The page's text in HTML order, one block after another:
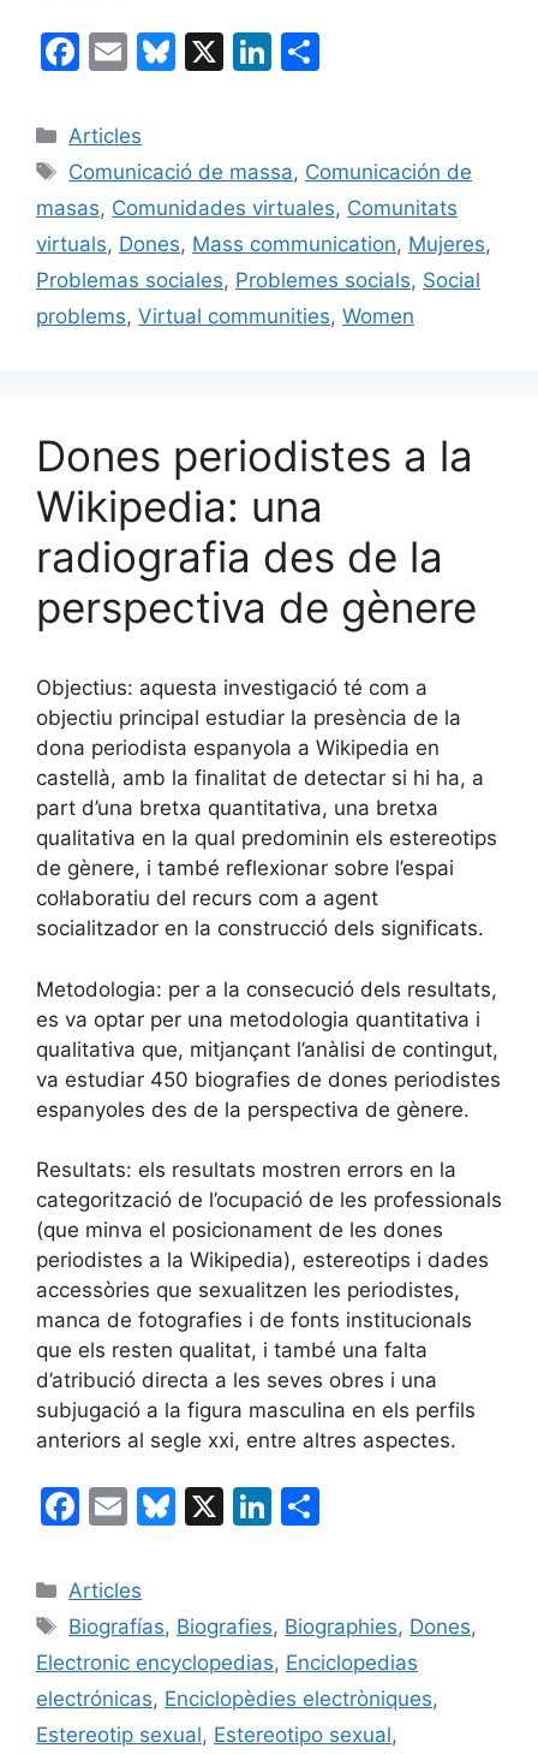
F
c
e
b
o
o
k
E
ai
l
Bl
s
k
y
X
Li
e
dI
n
p
ar
te
ix
Categories
Articles
Etiquetes
Comunicació de massa, Comunicación de
masas, Comunidades virtuales, Comunitats
virtuals, Dones, Mass communication, Mujeres,
Problemas sociales, Problemes socials, Social
problems, Virtual communities, Women
Dones periodistes a la
Wikipedia: una
radiografia des de la
perspectiva de gènere
Objectius: aquesta investigació té com a
objectiu principal estudiar la presència de la
dona periodista espanyola a Wikipedia en
castellà, amb la finalitat de detectar si hi ha, a
part d’una bretxa quantitativa, una bretxa
qualitativa en la qual predominin els estereotips
de gènere, i també reflexionar sobre l’espai
col·laboratiu del recurs com a agent
socialitzador en la construcció dels significats.
Metodologia: per a la consecució dels resultats,
es va optar per una metodologia quantitativa i
qualitativa que, mitjançant l’anàlisi de contingut,
va estudiar 450 biografies de dones periodistes
espanyoles des de la perspectiva de gènere.
Resultats: els resultats mostren errors en la
categorització de l’ocupació de les professionals
(que minva el posicionament de les dones
periodistes a la Wikipedia), estereotips i dades
accessòries que sexualitzen les periodistes,
manca de fotografies i de fonts institucionals
que els resten qualitat, i també una falta
d’atribució directa a les seves obres i una
subjugació a la figura masculina en els perfils
anteriors al segle xxi, entre altres aspectes.
F
c
e
b
o
o
E
ai
l
Bl
s
k
y
X
Li
e
dI
n
p
ar
te
ix
Categories
Articles
Etiquetes
Biografías, Biografies, Biographies, Dones,
Electronic encyclopedias, Enciclopedias
electrónicas, Enciclopèdies electròniques,
Estereotip sexual, Estereotipo sexual,